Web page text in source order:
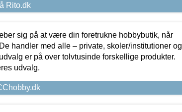
Rito.dk
sig på at være din foretrukne hobbybutik, når
handler med alle – private, skoler/institutioner og
er på over tolvtusinde forskellige produkter.
udvalg.